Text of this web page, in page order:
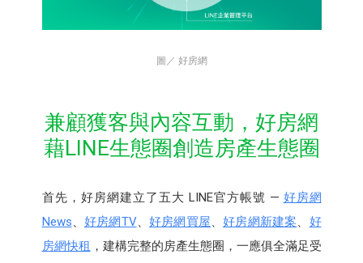
圖／ 好房網
兼顧獲客與內容互動，好房網
藉LINE生態圈創造房產生態圈
首先，好房網建立了五大 LINE官方帳號 — 好房網
News、 好房網TV、 好房網買屋、好房網新建案、 好
房網快租 ，建構完整的房產生態圈，一應俱全滿足受